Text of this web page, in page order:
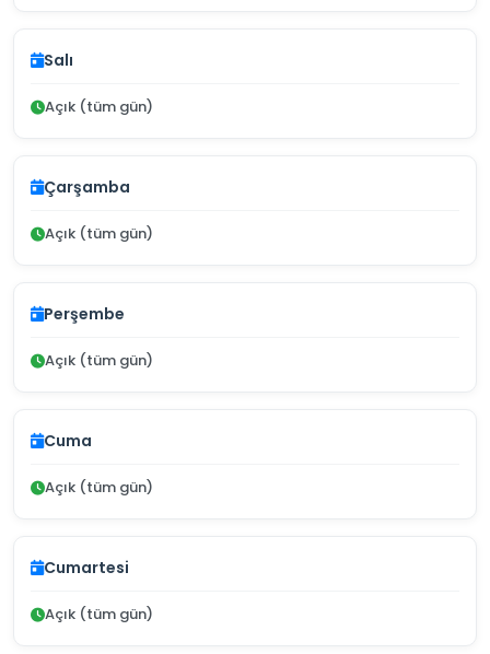
Salı
Açık (tüm gün)
Çarşamba
Açık (tüm gün)
Perşembe
Açık (tüm gün)
Cuma
Açık (tüm gün)
Cumartesi
Açık (tüm gün)